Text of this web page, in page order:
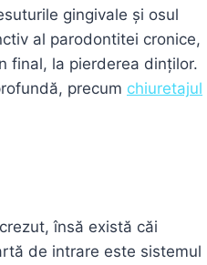
gingivale și osul
al parodontitei cronice,
final, la pierderea dinților.
precum chiuretajul
însă există căi
de intrare este sistemul